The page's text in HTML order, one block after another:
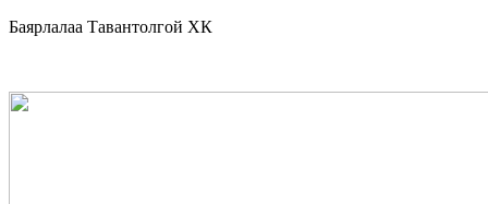
Баярлалаа Тавантолгой ХК